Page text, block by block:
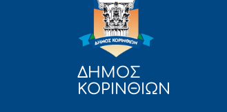
ΔΗΜΟΣ
ΚΟΡΙΝΘΙΩΝ